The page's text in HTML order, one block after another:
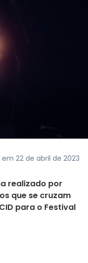
em 22 de abril de 2023
realizado por
que se cruzam
para o Festival